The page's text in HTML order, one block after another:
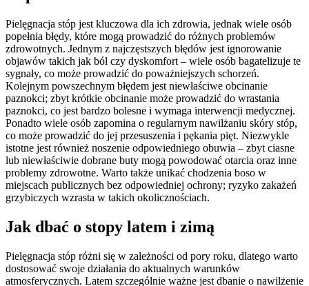
Pielęgnacja stóp jest kluczowa dla ich zdrowia, jednak wiele osób
popełnia błędy, które mogą prowadzić do różnych problemów
zdrowotnych. Jednym z najczęstszych błędów jest ignorowanie
objawów takich jak ból czy dyskomfort – wiele osób bagatelizuje te
sygnały, co może prowadzić do poważniejszych schorzeń.
Kolejnym powszechnym błędem jest niewłaściwe obcinanie
paznokci; zbyt krótkie obcinanie może prowadzić do wrastania
paznokci, co jest bardzo bolesne i wymaga interwencji medycznej.
Ponadto wiele osób zapomina o regularnym nawilżaniu skóry stóp,
co może prowadzić do jej przesuszenia i pękania pięt. Niezwykle
istotne jest również noszenie odpowiedniego obuwia – zbyt ciasne
lub niewłaściwie dobrane buty mogą powodować otarcia oraz inne
problemy zdrowotne. Warto także unikać chodzenia boso w
miejscach publicznych bez odpowiedniej ochrony; ryzyko zakażeń
grzybiczych wzrasta w takich okolicznościach.
Jak dbać o stopy latem i zimą
Pielęgnacja stóp różni się w zależności od pory roku, dlatego warto
dostosować swoje działania do aktualnych warunków
atmosferycznych. Latem szczególnie ważne jest dbanie o nawilżenie